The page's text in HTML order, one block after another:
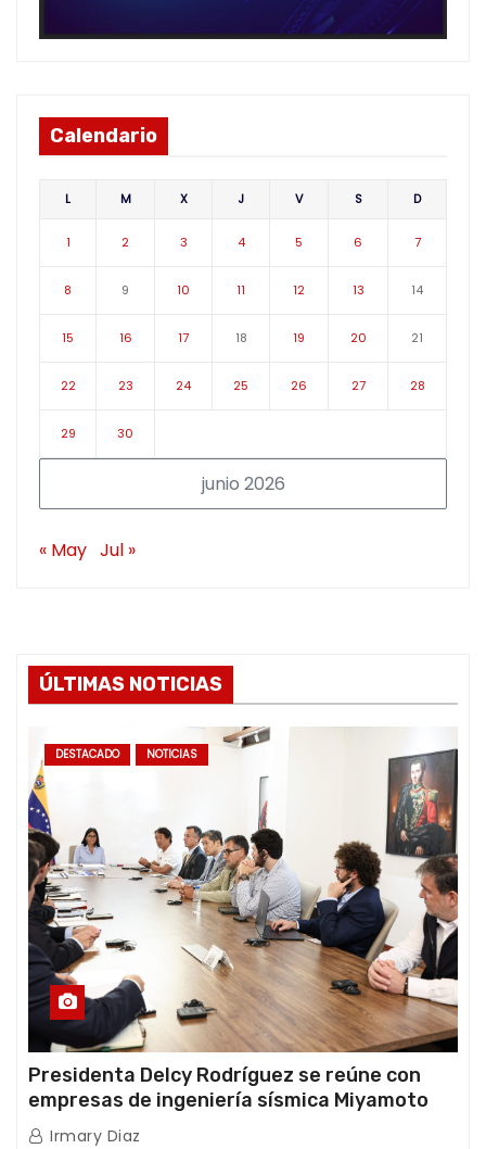
Calendario
junio 2026
L M X J V S D
1 2 3 4 5 6 7
8 9 10 11 12 13 14
15 16 17 18 19 20 21
22 23 24 25 26 27 28
29 30
« May Jul »
ÚLTIMAS NOTICIAS
DESTACADO NOTICIAS
Presidenta Delcy Rodríguez se reúne con
empresas de ingeniería sísmica Miyamoto
International y TFI Solutions
Irmary Diaz